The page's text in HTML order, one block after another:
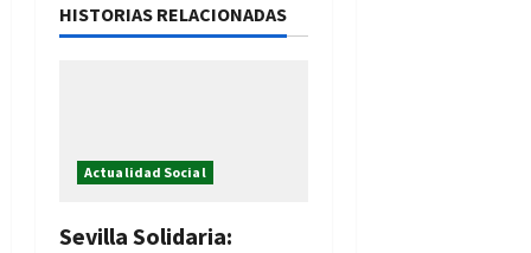
i
d
e
HISTORIAS RELACIONADAS
Actualidad Social
Sevilla Solidaria: